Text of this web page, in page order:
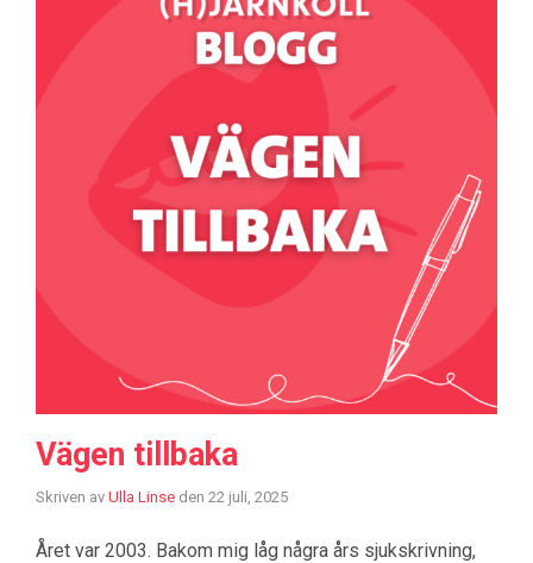
Vägen tillbaka
Skriven av Ulla Linse den 22 juli, 2025
Året var 2003. Bakom mig låg några års sjukskrivning,